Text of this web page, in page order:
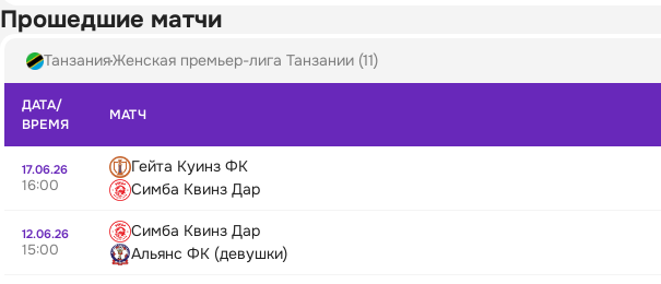
Прошедшие матчи
ТанзанияЖенская премьер-лига Танзании (11)
ДАТА/
ВРЕМЯ
МАТЧ
17.06.26
16:00
Гейта Куинз ФК
Симба Квинз Дар
12.06.26
15:00
Симба Квинз Дар
Альянс ФК (девушки)